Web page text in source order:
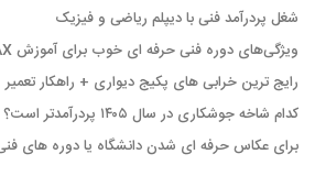
شغل پردرآمد فنی با دیپلم ریاضی و فیزیک
ویژگی‌های دوره فنی حرفه ای خوب برای آموزش 3DMAX
رایج ترین خرابی های پکیج دیواری + راهکار تعمیر
کدام شاخه جوشکاری در سال ۱۴۰۵ پردرآمدتر است؟
برای عکاس حرفه ای شدن دانشگاه یا دوره های